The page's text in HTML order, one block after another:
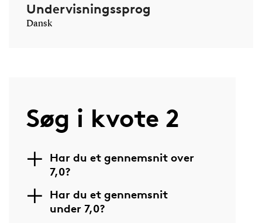
Undervisningssprog
Dansk
Søg i kvote 2
Har du et gennemsnit over
7,0?
Har du et gennemsnit
under 7,0?